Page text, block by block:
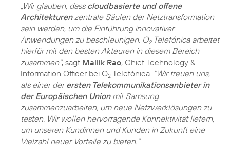
„Wir glauben, dass cloudbasierte und offene
Architekturenzentrale Säulen der Netztransformation
sein werden, um die Einführung innovativer
Anwendungen zu beschleunigen. O2Telefónica arbeitet
hierfür mit den besten Akteuren in diesem Bereich
zusammen", sagt Mallik Rao, Chief Technology &
Information Officer bei O2 Telefónica. "Wir freuen uns,
als einer derersten Telekommunikationsanbieter in
der Europäischen Unionmit Samsung
zusammenzuarbeiten, um neue Netzwerklösungen zu
testen. Wir wollen hervorragende Konnektivität liefern,
um unseren Kundinnen und Kunden in Zukunft eine
Vielzahl neuer Vorteile zu bieten."